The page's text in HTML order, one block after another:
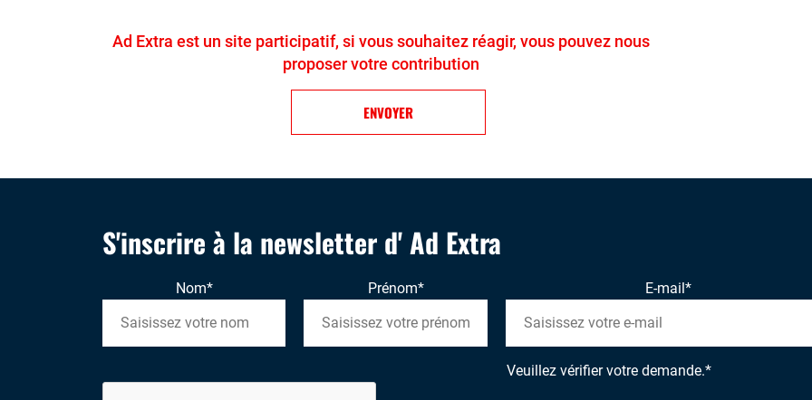
Ad Extra est un site participatif, si vous souhaitez réagir, vous pouvez nous
proposer votre contribution
ENVOYER
S'inscrire à la newsletter d' Ad Extra
Nom* Prénom* E-mail*
Veuillez vérifier votre demande.*